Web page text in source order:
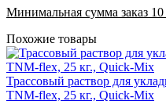
Минимальная сумма заказ 10
Похожие товары
Трассовый раствор для
TNM-flex, 25 кг., Quick-Mix